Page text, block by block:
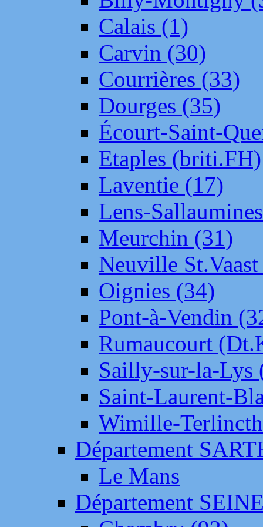
Calais (1)
Carvin (30)
Courrières (33)
Dourges (35)
Écourt-Saint-
Etaples (briti.FH)
Laventie (17)
Lens-
Meurchin (31)
Neuville
Oignies (34)
Pont-à-Vendin
Rumaucourt
Sailly-sur-la-Lys
Saint-Laurent-
Wimille-
Département
Le Mans
Département